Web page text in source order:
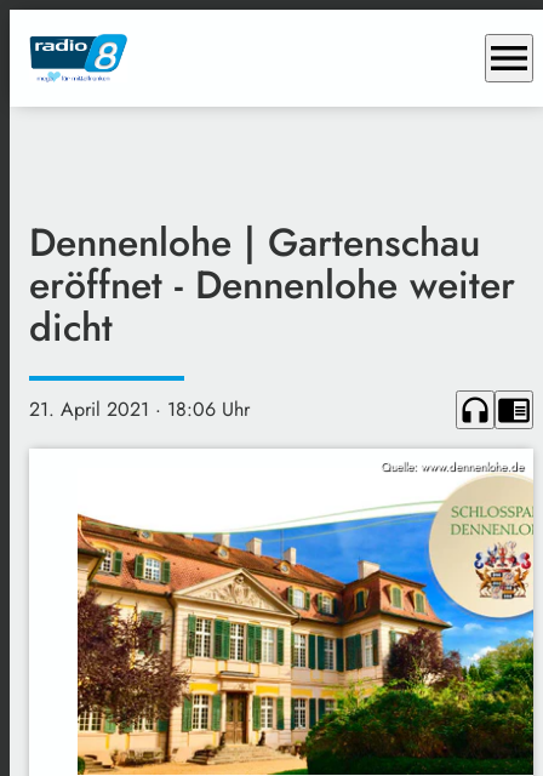
menu
Dennenlohe | Gartenschau
eröffnet - Dennenlohe weiter
dicht
21. April 2021 · 18:06 Uhr headphones chrome_reader_mode
Quelle: www.dennenlohe.de